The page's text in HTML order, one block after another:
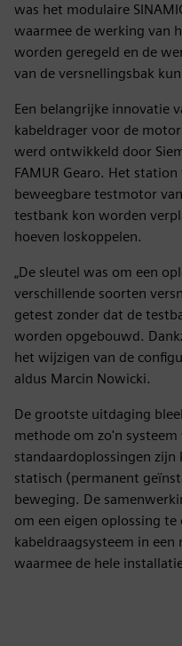
was het modulaire
waarmee de werking van
worden geregeld en de
van de versnellingsbak
Een belangrijke innovatie
kabeldrager voor de
werd ontwikkeld door
FAMUR Gearo. Het
beweegbare testmotor
testbank kon worden
hoeven loskoppelen.
„De sleutel was om een
verschillende soorten
getest zonder dat de
worden opgebouwd.
het wijzigen van de
aldus Marcin Nowicki.
De grootste uitdaging
methode om zo'n
standaardoplossingen zijn
statisch (permanent
beweging. De
om een eigen oplossing
kabeldraagsysteem in
waarmee de hele